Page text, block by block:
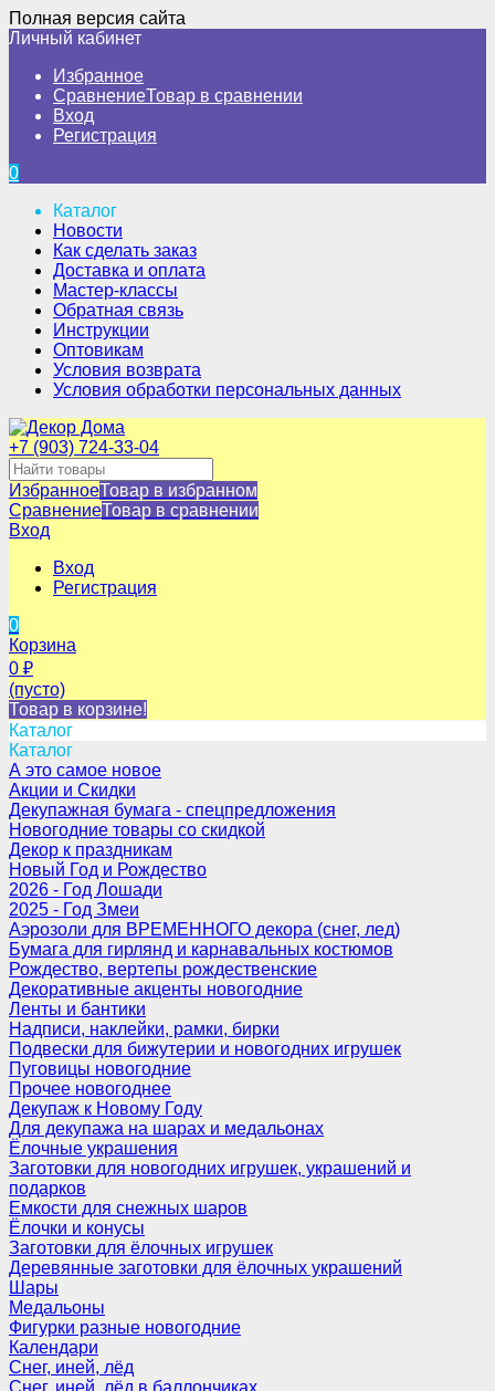
Полная версия сайта
Личный кабинет
Избранное
СравнениеТовар в сравнении
Вход
Регистрация
0
Каталог
Новости
Как сделать заказ
Доставка и оплата
Мастер-классы
Обратная связь
Инструкции
Оптовикам
Условия возврата
Условия обработки персональных данных
+7 (903) 724-33-04
ИзбранноеТовар в избранном
СравнениеТовар в сравнении
Вход
Вход
Регистрация
0
Корзина
0 ₽
(пусто)
Товар в корзине!
Каталог
Каталог
А это самое новое
Акции и Скидки
Декупажная бумага - спецпредложения
Новогодние товары со скидкой
Декор к праздникам
Новый Год и Рождество
2026 - Год Лошади
2025 - Год Змеи
Аэрозоли для ВРЕМЕННОГО декора (снег, лед)
Бумага для гирлянд и карнавальных костюмов
Рождество, вертепы рождественские
Декоративные акценты новогодние
Ленты и бантики
Надписи, наклейки, рамки, бирки
Подвески для бижутерии и новогодних игрушек
Пуговицы новогодние
Прочее новогоднее
Декупаж к Новому Году
Для декупажа на шарах и медальонах
Ёлочные украшения
Заготовки для новогодних игрушек, украшений и
подарков
Емкости для снежных шаров
Ёлочки и конусы
Заготовки для ёлочных игрушек
Деревянные заготовки для ёлочных украшений
Шары
Медальоны
Фигурки разные новогодние
Календари
Снег, иней, лёд
Снег, иней, лёд в баллончиках